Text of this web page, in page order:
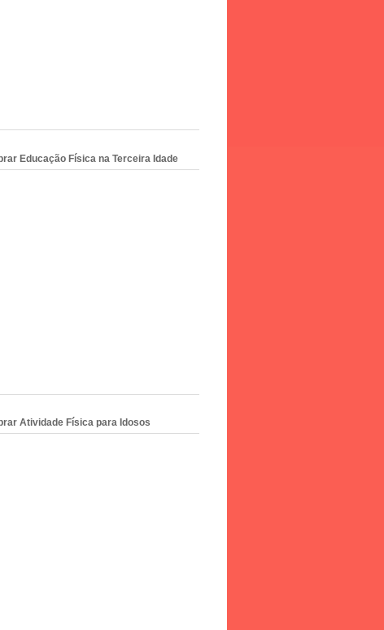
Educação Física na Terceira Idade
Atividade Física para Idosos